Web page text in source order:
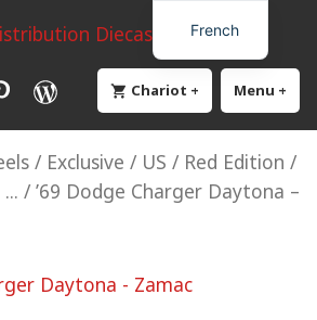
Diecast64
de vie.
Menu +
Chariot + élargi
effondré
WordPress
/ Exclusive / US / Red Edition /
/ ’69 Dodge Charger Daytona –
French